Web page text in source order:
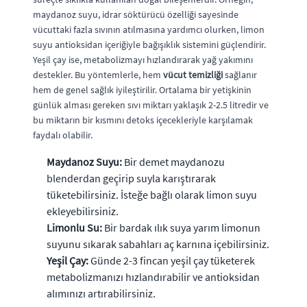
maydanoz suyu, idrar söktürücü özelliği sayesinde
vücuttaki fazla sıvının atılmasına yardımcı olurken, limon
suyu antioksidan içeriğiyle bağışıklık sistemini güçlendirir.
Yeşil çay ise, metabolizmayı hızlandırarak yağ yakımını
destekler. Bu yöntemlerle, hem vücut temizliğisağlanır
hem de genel sağlık iyileştirilir. Ortalama bir yetişkinin
günlük alması gereken sıvı miktarı yaklaşık 2-2.5 litredir ve
bu miktarın bir kısmını detoks içecekleriyle karşılamak
faydalı olabilir.
Maydanoz Suyu: Bir demet maydanozu
blenderdan geçirip suyla karıştırarak
tüketebilirsiniz. İsteğe bağlı olarak limon suyu
ekleyebilirsiniz.
Limonlu Su: Bir bardak ılık suya yarım limonun
suyunu sıkarak sabahları aç karnına içebilirsiniz.
Yeşil Çay:Günde 2-3 fincan yeşil çay tüketerek
metabolizmanızı hızlandırabilir ve antioksidan
alımınızı artırabilirsiniz.